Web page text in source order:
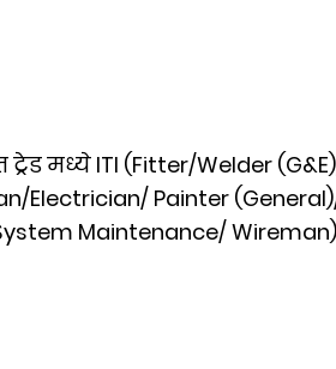
ट्रेड मध्ये ITI (Fitter/Welder
Electrician/ Painter
Maintenance/